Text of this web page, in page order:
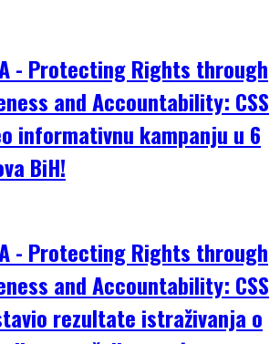
- Protecting Rights through
and Accountability: CSS
informativnu kampanju u 6
BiH!
- Protecting Rights through
and Accountability: CSS
rezultate istraživanja o